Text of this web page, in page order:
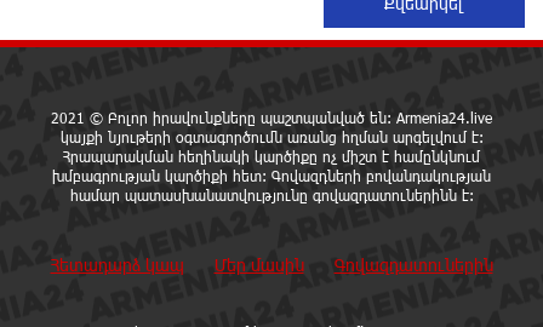
Սավգուլյան
16 ժամ առաջ
Կաթողիկոսի և հոգևոր դասի ներկայացուցիչների
ուղիղ միջամտություն է Եկեղեցու ներքին գործերին և
2021 © Բոլոր իրավունքները պաշտպանված են: Armenia24.live
կայքի նյութերի օգտագործումն առանց հղման արգելվում է:
Հրապարակման հեղինակի կարծիքը ոչ միշտ է համընկնում
խմբագրության կարծիքի հետ: Գովազդների բովանդակության
համար պատասխանատվությունը գովազդատուներինն է:
Հետադարձ կապ Մեր մասին Գովազդատուներին